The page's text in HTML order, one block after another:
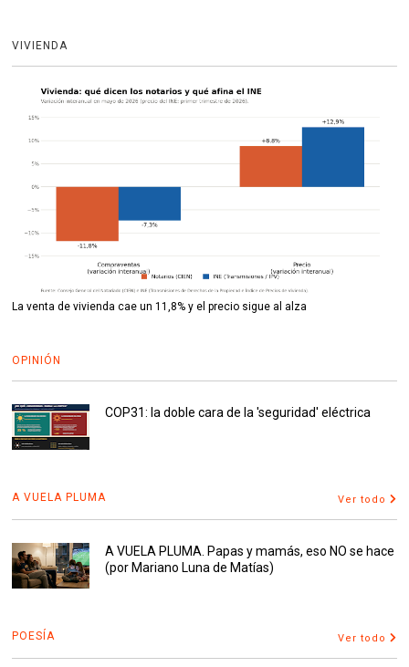
VIVIENDA
La venta de vivienda cae un 11,8% y el precio sigue al alza
OPINIÓN
COP31: la doble cara de la 'seguridad' eléctrica
A VUELA PLUMA Ver todo
A VUELA PLUMA. Papas y mamás, eso NO se hace
(por Mariano Luna de Matías)
POESÍA Ver todo